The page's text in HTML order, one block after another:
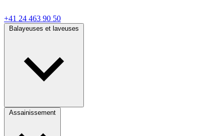
+41 24 463 90 50